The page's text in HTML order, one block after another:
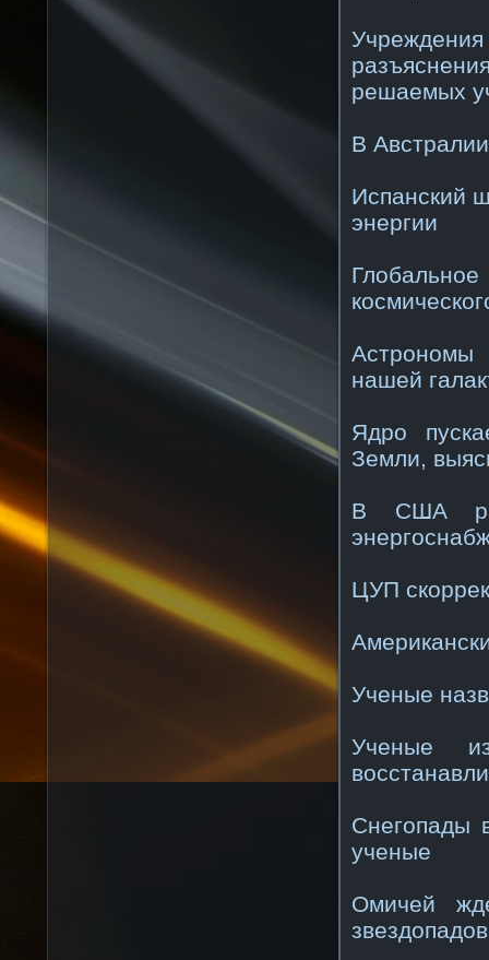
решаемых
В
Испанский
энергии
Глобальное
Астрономы
нашей
Ядро
Земли,
В США
ЦУП
Ученые
Ученые
Снегопады
ученые
Омичей
звездопадов